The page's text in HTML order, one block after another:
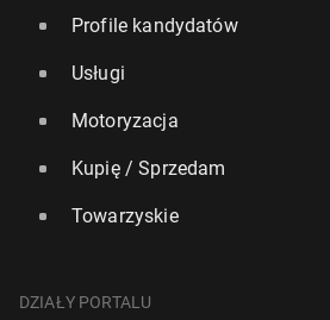
Profile kandydatów
Usługi
Motoryzacja
Kupię / Sprzedam
Towarzyskie
DZIAŁY PORTALU